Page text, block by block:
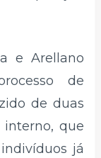
e Arellano
de
de duas
interno, que
já